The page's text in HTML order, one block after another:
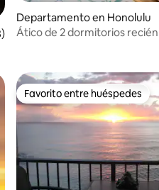
promedio: 4.92 de 5; 48
Departamento en Honolulu
Ático de 2 dormitorios
Favorito entre huéspedes
Favorito entre huéspedes